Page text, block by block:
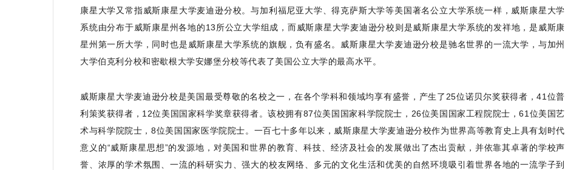
康星大学又常指威斯康星大学麦迪逊分校。与加利福尼亚大学、得克萨斯大学等美国著名公立大学系统一样，威斯康星大学
系统由分布于威斯康星州各地的13所公立大学组成，而威斯康星大学麦迪逊分校则是威斯康星大学系统的发祥地，是威斯康
星州第一所大学，同时也是威斯康星大学系统的旗舰，负有盛名。威斯康星大学麦迪逊分校是驰名世界的一流大学，与加州
大学伯克利分校和密歇根大学安娜堡分校等代表了美国公立大学的最高水平。
威斯康星大学麦迪逊分校是美国最受尊敬的名校之一，在各个学科和领域均享有盛誉，产生了25位诺贝尔奖获得者，41位普
利策奖获得者，12位美国国家科学奖章获得者。该校拥有87位美国国家科学院院士，26位美国国家工程院院士，61位美国艺
术与科学院院士，8位美国国家医学院院士。一百七十多年以来，威斯康星大学麦迪逊分校作为世界高等教育史上具有划时代
意义的“威斯康星思想”的发源地，对美国和世界的教育、科技、经济及社会的发展做出了杰出贡献，并依靠其卓著的学校声
誉、浓厚的学术氛围、一流的科研实力、强大的校友网络、多元的文化生活和优美的自然环境吸引着世界各地的一流学子到